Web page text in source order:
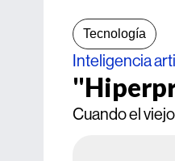
Tecnología
Inteligencia
Cuando el